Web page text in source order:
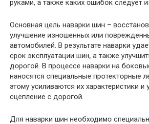
руками, а также каких ошибок следует
Основная цель наварки шин –
улучшение изношенных или
автомобилей. В результате наварки
срок эксплуатации шин, а также
дорогой. В процессе наварки на
наносятся специальные протекторные
этому усиливаются их характеристики и
сцепление с дорогой.
Для наварки шин необходимо